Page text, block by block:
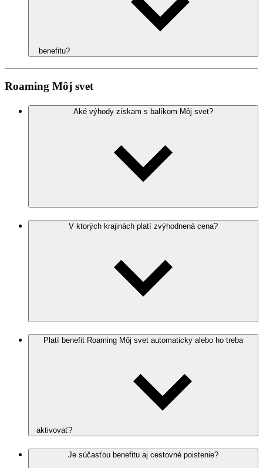
benefitu?
Roaming Môj svet
Aké výhody získam s balíkom Môj svet?
V ktorých krajinách platí zvýhodnená cena?
Platí benefit Roaming Môj svet automaticky alebo ho treba
aktivovať?
Je súčasťou benefitu aj cestovné poistenie?